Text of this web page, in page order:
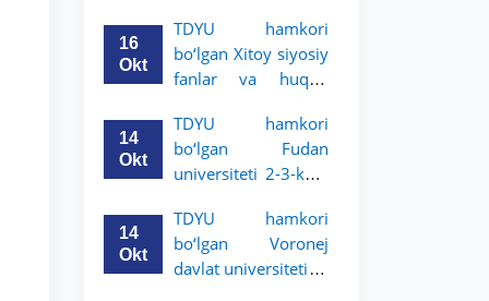
akademik mobillik
dasturini e’lon qildi
16
Okt
TDYU hamkori
bo‘lgan Xitoy siyosiy
fanlar va huquq
talabalari uchun
akademik mobillik
dasturini e’lon qildi
14
Okt
TDYU hamkori
bo‘lgan Fudan
universiteti 2-3-kurs
akademik mobillik
dasturini e’lon qildi
14
Okt
TDYU hamkori
bo‘lgan Voronej
davlat universiteti 2-